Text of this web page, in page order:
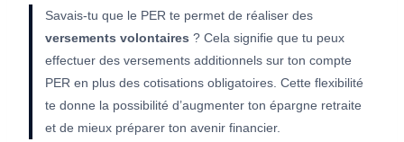
Savais-tu que le PER te permet de réaliser des
versements volontaires ? Cela signifie que tu peux
effectuer des versements additionnels sur ton compte
PER en plus des cotisations obligatoires. Cette flexibilité
te donne la possibilité d’augmenter ton épargne retraite
et de mieux préparer ton avenir financier.